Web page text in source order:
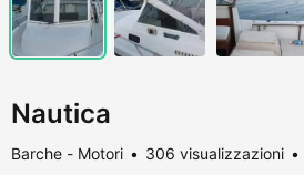
Nautica
Barche - Motori 306 visualizzazioni